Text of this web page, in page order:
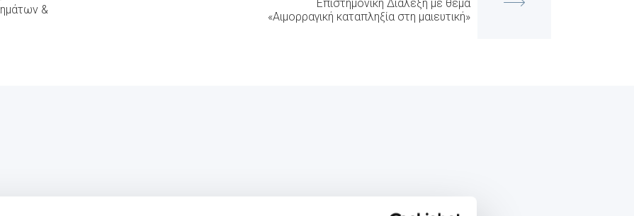
&
Επιστημονική Διάλεξη με θέμα
«Αιμορραγική καταπληξία στη μαιευτική»